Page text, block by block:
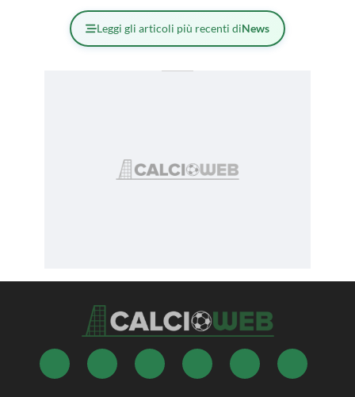
Leggi gli articoli più recenti diNews